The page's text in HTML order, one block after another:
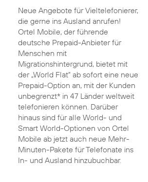
Neue Angebote für Vieltelefonierer,
die gerne ins Ausland anrufen!
Ortel Mobile, der führende
deutsche Prepaid-Anbieter für
Menschen mit
Migrationshintergrund, bietet mit
der „World Flat“ ab sofort eine neue
Prepaid-Option an, mit der Kunden
unbegrenzt* in 47 Länder weltweit
telefonieren können. Darüber
hinaus sind für alle World- und
Smart World-Optionen von Ortel
Mobile ab jetzt auch neue Mehr-
Minuten-Pakete für Telefonate ins
In- und Ausland hinzubuchbar.